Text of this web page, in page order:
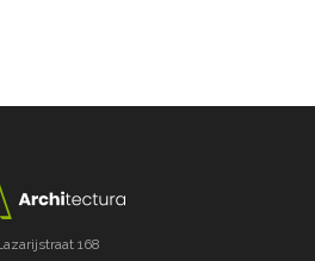
168